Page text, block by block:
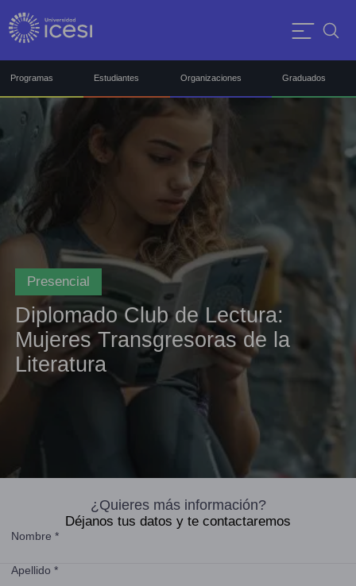
Programas Estudiantes Organizaciones Graduados
Presencial
Diplomado Club de Lectura:
Mujeres Transgresoras de la
Literatura
¿Quieres más información?
Déjanos tus datos y te contactaremos
Nombre *
Apellido *